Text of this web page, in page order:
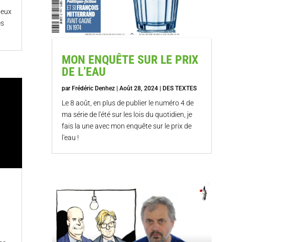
MON ENQUÊTE SUR LE PRIX
DE L’EAU
par Frédéric Denhez |Août 28, 2024 DES TEXTES
Le 8 août, en plus de publier le numéro 4 de
ma série de l'été sur les lois du quotidien, je
fais la une avec mon enquête sur le prix de
l'eau !